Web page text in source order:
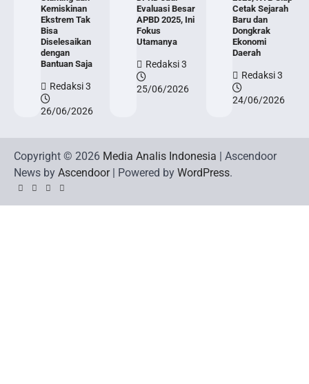
Kemiskinan
Ekstrem Tak
Bisa
Diselesaikan
dengan
Bantuan Saja
Redaksi 3
26/06/2026
Evaluasi Besar
APBD 2025, Ini
Fokus
Utamanya
Redaksi 3
25/06/2026
Cetak Sejarah
Baru dan
Dongkrak
Ekonomi
Daerah
Redaksi 3
24/06/2026
Copyright © 2026 Media Analis Indonesia | Ascendoor
News by Ascendoor| Powered by WordPress.
TwitterInstagram
YouTubeFacebook